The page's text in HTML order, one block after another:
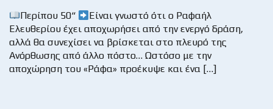
Περίπου 50“
Είναι γνωστό ότι ο Ραφαήλ
Ελευθερίου έχει αποχωρήσει από την ενεργό δράση,
αλλά θα συνεχίσει να βρίσκεται στο πλευρό της
Ανόρθωσης από άλλο πόστο… Ωστόσο με την
αποχώρηση του «Ράφα» προέκυψε και ένα […]